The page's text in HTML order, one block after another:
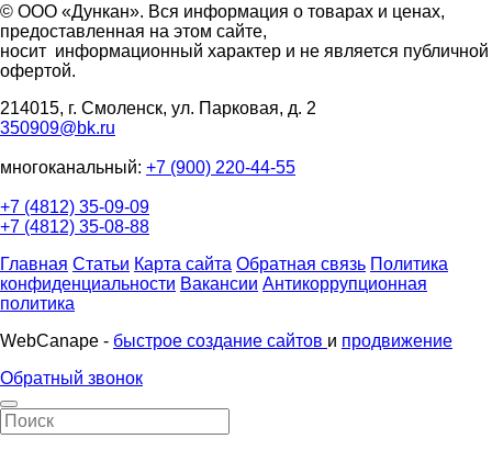
© ООО «Дункан». Вся информация о товарах и ценах,
предоставленная на этом сайте,
носит информационный характер и не является публичной
офертой.
214015, г. Смоленск, ул. Парковая, д. 2
350909@bk.ru
многоканальный: +7 (900) 220-44-55
+7 (4812) 35-09-09
+7 (4812) 35-08-88
Главная Статьи Карта сайта Обратная связь Политика
конфиденциальности Вакансии Антикоррупционная
политика
WebCanape - быстрое создание сайтов и продвижение
Обратный звонок